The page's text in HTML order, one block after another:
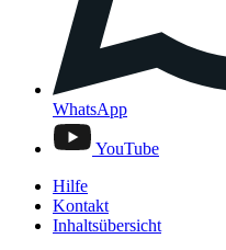
WhatsApp
YouTube
Hilfe
Kontakt
Inhaltsübersicht